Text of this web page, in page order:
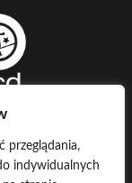
przeglądania,
indywidualnych